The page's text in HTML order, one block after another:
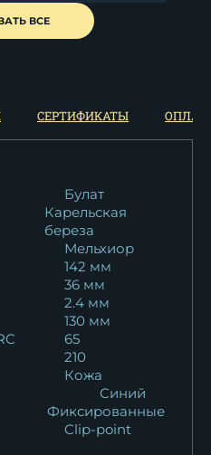
сталь кованая
М390 карельская
карельская
мельхиор...
5
ХВ-5
ВСЕ
СЕРТИФИКАТЫ
Булат
Карельская
береза
Мельхиор
142 мм
36 мм
2.4 мм
130 мм
65
210
Кожа
Синий
Фиксированные
Clip-point